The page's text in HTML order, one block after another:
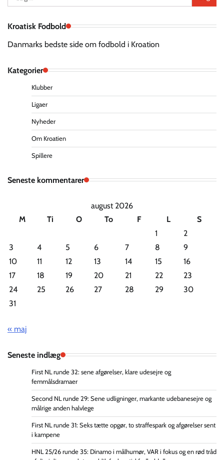
efter:
Kroatisk Fodbold
Danmarks bedste side om fodbold i Kroation
Kategorier
Klubber
Ligaer
Nyheder
Om Kroatien
Spillere
Seneste kommentarer
august 2026
M
Ti O To F L
S
1
2
3
4 5 6 7 8
9
10
11 12 13 14 15
16
17
18 19 20 21 22
23
24
25 26 27 28 29
30
31
« maj
Seneste indlæg
First NL runde 32: sene afgørelser, klare udesejre og
femmålsdramaer
Second NL runde 29: Sene udligninger, markante udebanesejre og
målrige anden halvlege
First NL runde 31: Seks tætte opgør, to straffespark og afgørelser sent
i kampene
HNL 25/26 runde 35: Dinamo i målhumør, VAR i fokus og en rød tråd